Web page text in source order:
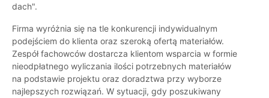
dach".
Firma wyróżnia się na tle konkurencji indywidualnym
podejściem do klienta oraz szeroką ofertą materiałów.
Zespół fachowców dostarcza klientom wsparcia w formie
nieodpłatnego wyliczania ilości potrzebnych materiałów
na podstawie projektu oraz doradztwa przy wyborze
najlepszych rozwiązań. W sytuacji, gdy poszukiwany